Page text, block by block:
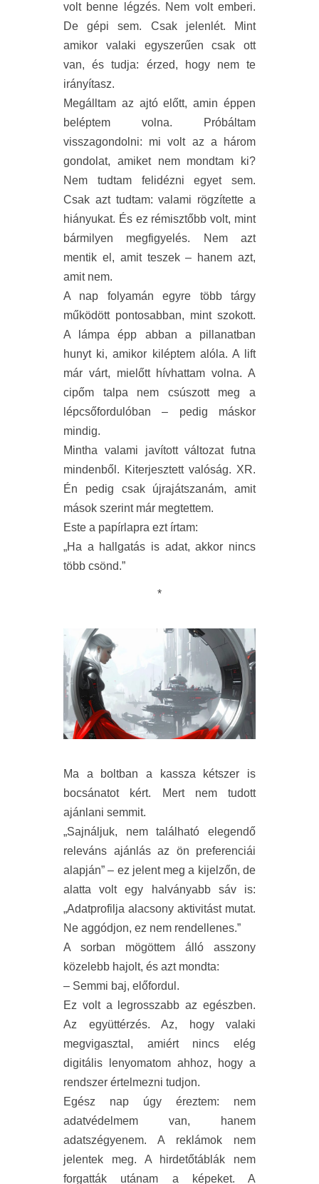
volt benne légzés. Nem volt emberi.
De gépi sem. Csak jelenlét. Mint
amikor valaki egyszerűen csak ott
van, és tudja: érzed, hogy nem te
irányítasz.
Megálltam az ajtó előtt, amin éppen
beléptem volna. Próbáltam
visszagondolni: mi volt az a három
gondolat, amiket nem mondtam ki?
Nem tudtam felidézni egyet sem.
Csak azt tudtam: valami rögzítette a
hiányukat. És ez rémisztőbb volt, mint
bármilyen megfigyelés. Nem azt
mentik el, amit teszek – hanem azt,
amit nem.
A nap folyamán egyre több tárgy
működött pontosabban, mint szokott.
A lámpa épp abban a pillanatban
hunyt ki, amikor kiléptem alóla. A lift
már várt, mielőtt hívhattam volna. A
cipőm talpa nem csúszott meg a
lépcsőfordulóban – pedig máskor
mindig.
Mintha valami javított változat futna
mindenből. Kiterjesztett valóság. XR.
Én pedig csak újrajátszanám, amit
mások szerint már megtettem.
Este a papírlapra ezt írtam:
„Ha a hallgatás is adat, akkor nincs
több csönd.”
*
Ma a boltban a kassza kétszer is
bocsánatot kért. Mert nem tudott
ajánlani semmit.
„Sajnáljuk, nem található elegendő
releváns ajánlás az ön preferenciái
alapján” – ez jelent meg a kijelzőn, de
alatta volt egy halványabb sáv is:
„Adatprofilja alacsony aktivitást mutat.
Ne aggódjon, ez nem rendellenes.”
A sorban mögöttem álló asszony
közelebb hajolt, és azt mondta:
– Semmi baj, előfordul.
Ez volt a legrosszabb az egészben.
Az együttérzés. Az, hogy valaki
megvigasztal, amiért nincs elég
digitális lenyomatom ahhoz, hogy a
rendszer értelmezni tudjon.
Egész nap úgy éreztem: nem
adatvédelmem van, hanem
adatszégyenem. A reklámok nem
jelentek meg. A hirdetőtáblák nem
forgatták utánam a képeket. A